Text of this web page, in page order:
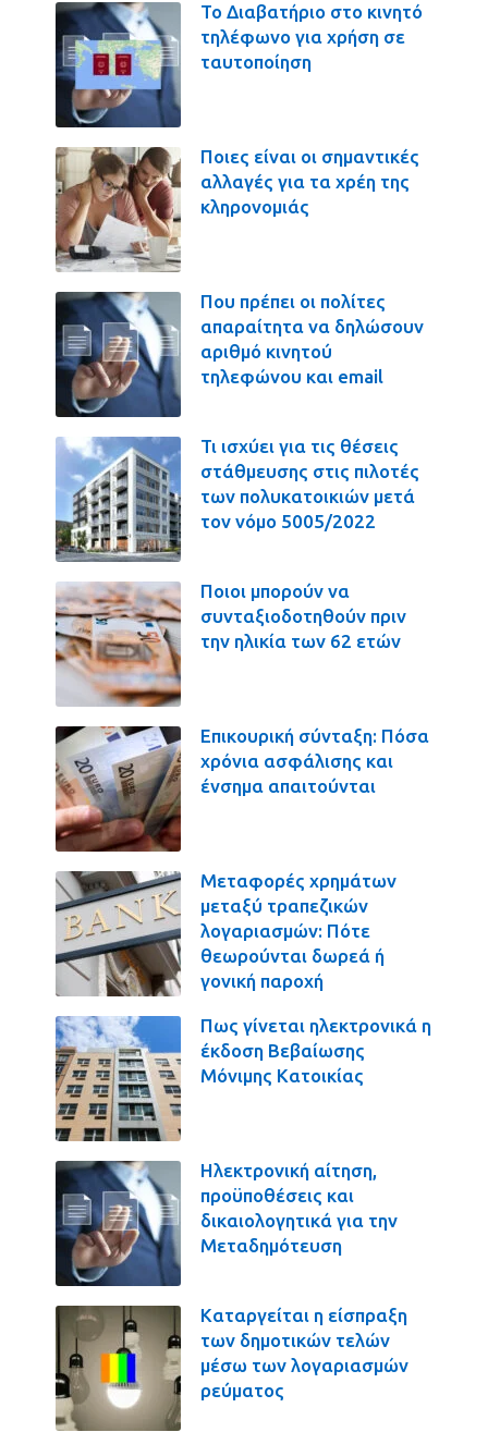
Το Διαβατήριο στο κινητό
τηλέφωνο για χρήση σε
ταυτοποίηση
Ποιες είναι οι σημαντικές
αλλαγές για τα χρέη της
κληρονομιάς
Που πρέπει οι πολίτες
απαραίτητα να δηλώσουν
αριθμό κινητού
τηλεφώνου και email
Τι ισχύει για τις θέσεις
στάθμευσης στις πιλοτές
των πολυκατοικιών μετά
τον νόμο 5005/2022
Ποιοι μπορούν να
συνταξιοδοτηθούν πριν
την ηλικία των 62 ετών
Επικουρική σύνταξη: Πόσα
χρόνια ασφάλισης και
ένσημα απαιτούνται
Μεταφορές χρημάτων
μεταξύ τραπεζικών
λογαριασμών: Πότε
θεωρούνται δωρεά ή
γονική παροχή
Πως γίνεται ηλεκτρονικά η
έκδοση Βεβαίωσης
Μόνιμης Κατοικίας
Ηλεκτρονική αίτηση,
προϋποθέσεις και
δικαιολογητικά για την
Μεταδημότευση
Καταργείται η είσπραξη
των δημοτικών τελών
μέσω των λογαριασμών
ρεύματος